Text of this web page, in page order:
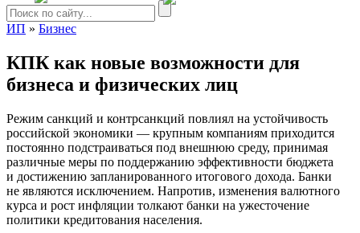
ИП » Бизнес
КПК как новые возможности для
бизнеса и физических лиц
Режим санкций и контрсанкций повлиял на устойчивость
российской экономики — крупным компаниям приходится
постоянно подстраиваться под внешнюю среду, принимая
различные меры по поддержанию эффективности бюджета
и достижению запланированного итогового дохода. Банки
не являются исключением. Напротив, изменения валютного
курса и рост инфляции толкают банки на ужесточение
политики кредитования населения.